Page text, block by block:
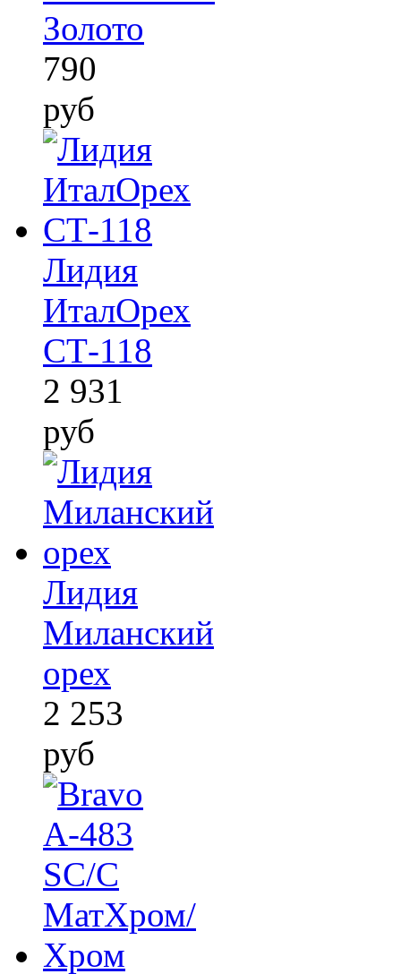
Золото
790
руб
Лидия
ИталОрех
СТ-118
2 931
руб
Лидия
Миланский
орех
2 253
руб